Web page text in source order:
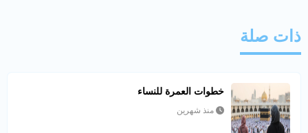
ذات صلة
خطوات العمرة للنساء
منذ شهرين